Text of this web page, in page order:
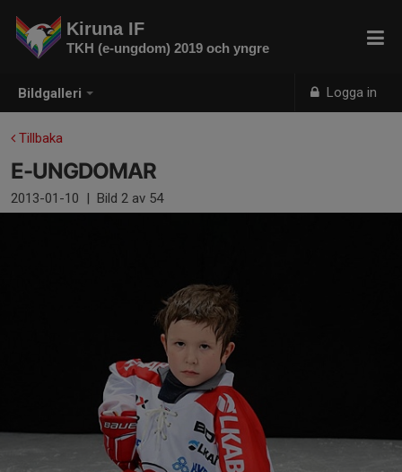
Bildgalleri Logga in
Kiruna IF
TKH (e-ungdom) 2019 och yngre
Tillbaka
E-UNGDOMAR
2013-01-10 | Bild 2 av 54